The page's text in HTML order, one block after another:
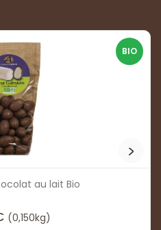
BIO
au lait Bio
(0,150kg)